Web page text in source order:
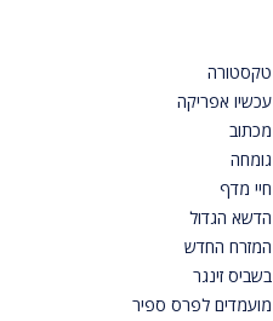
טקסטורה
עכשיו אפריקה
מכתוב
גומחה
חיי מדף
הדשא הגדול
המזרח החדש
בשביס זינגר
מועמדים לפרס ספיר